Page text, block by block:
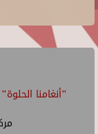
"أنغامنا